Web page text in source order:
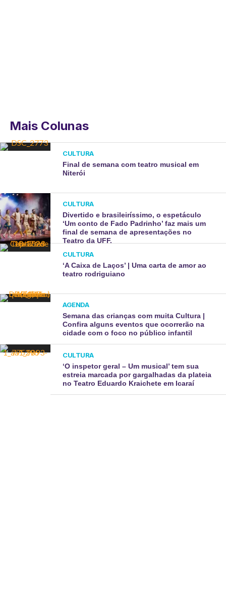
Mais Colunas
CULTURA
Final de semana com teatro musical em
Niterói
CULTURA
Divertido e brasileiríssimo, o espetáculo
‘Um conto de Fado Padrinho’ faz mais um
final de semana de apresentações no
Teatro da UFF.
CULTURA
‘A Caixa de Laços’ | Uma carta de amor ao
teatro rodriguiano
AGENDA
Semana das crianças com muita Cultura |
Confira alguns eventos que ocorrerão na
cidade com o foco no público infantil
CULTURA
‘O inspetor geral – Um musical’ tem sua
estreia marcada por gargalhadas da plateia
no Teatro Eduardo Kraichete em Icaraí